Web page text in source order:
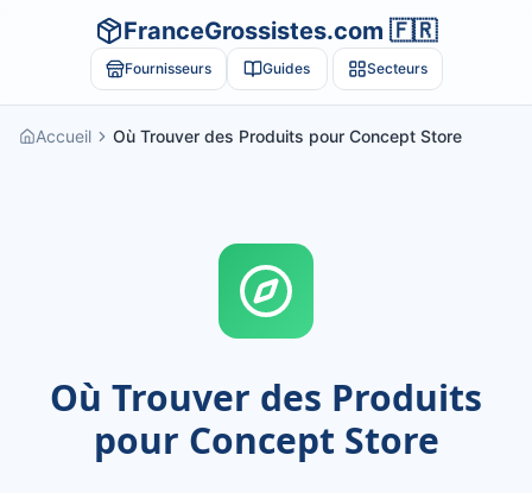
FranceGrossistes.com 🇫🇷
Fournisseurs Guides Secteurs
Accueil Où Trouver des Produits pour Concept Store
Où Trouver des Produits
pour Concept Store